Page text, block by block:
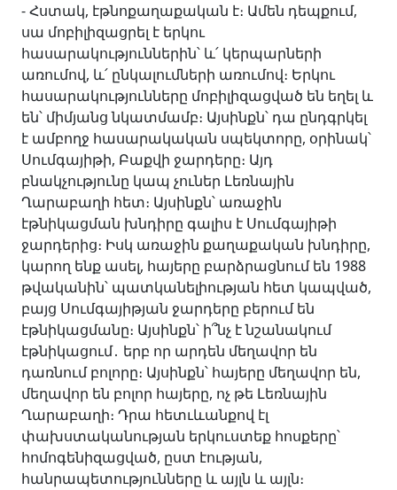
- Հստակ, էթնոքաղաքական է։ Ամեն դեպքում,
սա մոբիլիզացրել է երկու
հասարակություններին՝ և՛ կերպարների
առումով, և՛ ընկալումների առումով։ Երկու
հասարակությունները մոբիլիզացված են եղել և
են՝ միմյանց նկատմամբ։ Այսինքն՝ դա ընդգրկել
է ամբողջ հասարակական սպեկտորը, օրինակ՝
Սումգայիթի, Բաքվի ջարդերը։ Այդ
բնակչությունը կապ չուներ Լեռնային
Ղարաբաղի հետ։ Այսինքն՝ առաջին
էթնիկացման խնդիրը գալիս է Սումգայիթի
ջարդերից։ Իսկ առաջին քաղաքական խնդիրը,
կարող ենք ասել, հայերը բարձրացնում են 1988
թվականին՝ պատկանելիության հետ կապված,
բայց Սումգայիթյան ջարդերը բերում են
էթնիկացմանը։ Այսինքն՝ ի՞նչ է նշանակում
էթնիկացում․ երբ որ արդեն մեղավոր են
դառնում բոլորը։ Այսինքն՝ հայերը մեղավոր են,
մեղավոր են բոլոր հայերը, ոչ թե Լեռնային
Ղարաբաղի։ Դրա հետւևանքով էլ
փախստականության երկուստեք հոսքերը՝
հոմոգենիզացված, ըստ էության,
հանրապետությունները և այլն և այլն։